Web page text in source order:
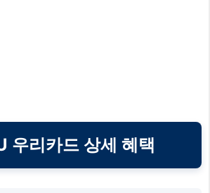
우리카드 상세 혜택